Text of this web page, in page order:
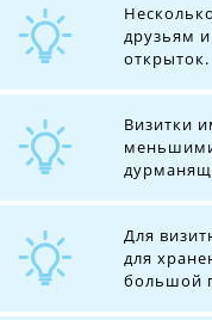
друзьям
открыток.
Визитки
Для
для
большой